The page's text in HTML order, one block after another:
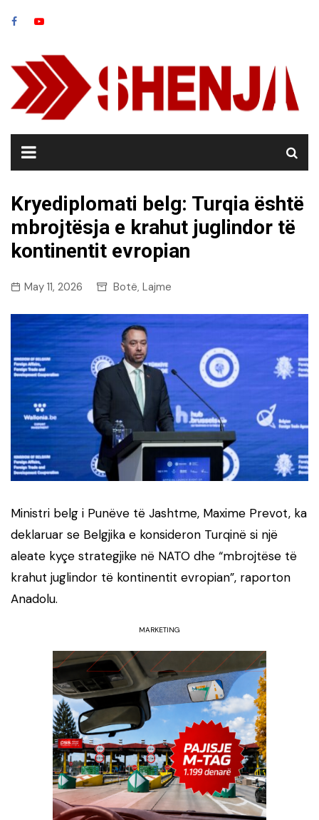
Kryediplomati belg: Turqia është
mbrojtësja e krahut juglindor të
kontinentit evropian
May 11, 2026 Botë, Lajme
Ministri belg i Punëve të Jashtme, Maxime Prevot, ka
deklaruar se Belgjika e konsideron Turqinë si një
aleate kyçe strategjike në NATO dhe “mbrojtëse të
krahut juglindor të kontinentit evropian”, raporton
Anadolu.
MARKETING